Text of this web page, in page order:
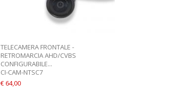
TELECAMERA FRONTALE -
RETROMARCIA AHD/CVBS
CONFIGURABILE...
CI-CAM-NTSC7
€ 64,00